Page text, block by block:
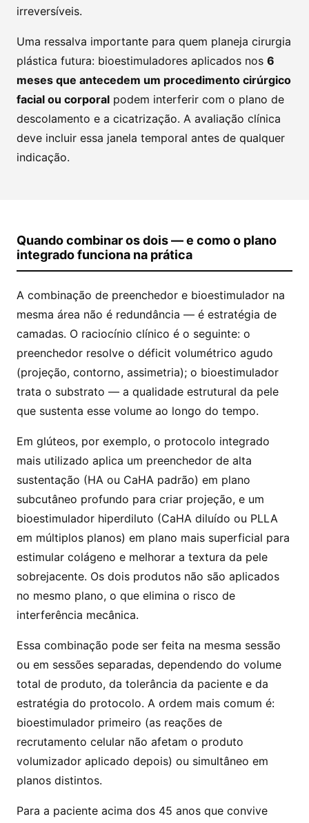
irreversíveis.
Uma ressalva importante para quem planeja cirurgia
plástica futura: bioestimuladores aplicados nos 6
meses que antecedem um procedimento cirúrgico
facial ou corporal podem interferir com o plano de
descolamento e a cicatrização. A avaliação clínica
deve incluir essa janela temporal antes de qualquer
indicação.
Quando combinar os dois — e como o plano
integrado funciona na prática
A combinação de preenchedor e bioestimulador na
mesma área não é redundância — é estratégia de
camadas. O raciocínio clínico é o seguinte: o
preenchedor resolve o déficit volumétrico agudo
(projeção, contorno, assimetria); o bioestimulador
trata o substrato — a qualidade estrutural da pele
que sustenta esse volume ao longo do tempo.
Em glúteos, por exemplo, o protocolo integrado
mais utilizado aplica um preenchedor de alta
sustentação (HA ou CaHA padrão) em plano
subcutâneo profundo para criar projeção, e um
bioestimulador hiperdiluto (CaHA diluído ou PLLA
em múltiplos planos) em plano mais superficial para
estimular colágeno e melhorar a textura da pele
sobrejacente. Os dois produtos não são aplicados
no mesmo plano, o que elimina o risco de
interferência mecânica.
Essa combinação pode ser feita na mesma sessão
ou em sessões separadas, dependendo do volume
total de produto, da tolerância da paciente e da
estratégia do protocolo. A ordem mais comum é:
bioestimulador primeiro (as reações de
recrutamento celular não afetam o produto
volumizador aplicado depois) ou simultâneo em
planos distintos.
Para a paciente acima dos 45 anos que convive